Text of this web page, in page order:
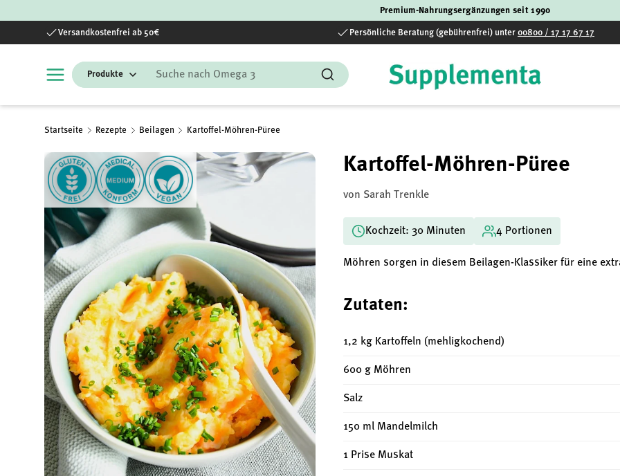
Direkt zum Inhalt
Premium-Nahrungsergänzungen seit 1990
Versandkostenfrei ab 50€ Persönliche Beratung (gebührenfrei) unter 00800 / 17 17 67 17
Suchen
Suchen
Startseite Rezepte Beilagen Kartoffel-Möhren-Püree
Kartoffel-Möhren-Püree
von Sarah Trenkle
Kochzeit: 30 Minuten 4 Portionen
Möhren sorgen in diesem Beilagen-Klassiker für eine
Zutaten:
1,2 kg Kartoffeln (mehligkochend)
600 g Möhren
Salz
150 ml Mandelmilch
1 Prise Muskat